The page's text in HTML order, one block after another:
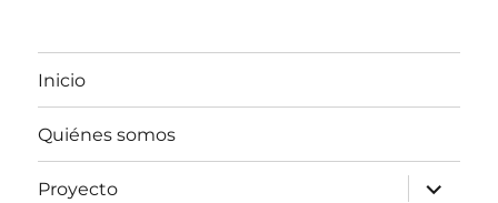
Inicio
Quiénes somos
Proyecto
expand